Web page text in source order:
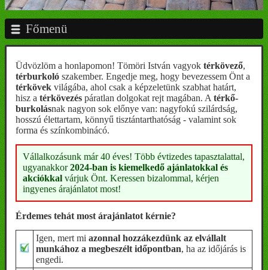
Főmenü
Üdvözlöm a honlapomon! Tömöri István vagyok térkövező,
térburkoló szakember. Engedje meg, hogy bevezessem Önt a
térkövek világába, ahol csak a képzeletünk szabhat határt,
hisz a térkövezés páratlan dolgokat rejt magában. A térkő-
burkolásnak nagyon sok előnye van: nagyfokú szilárdság,
hosszú élettartam, könnyű tisztántarthatóság - valamint sok
forma és színkombinácó.
Vállalkozásunk már 40 éves! Több évtizedes tapasztalattal,
ugyanakkor2024-ban is kiemelkedő ajánlatokkal és
akciókkal várjuk Önt. Keressen bizalommal, kérjen
ingyenes árajánlatot most!
Érdemes tehát most árajánlatot kérnie?
Igen, mert mi azonnal hozzákezdünk az elvállalt
munkához a megbeszélt időpontban, ha az időjárás is
engedi.